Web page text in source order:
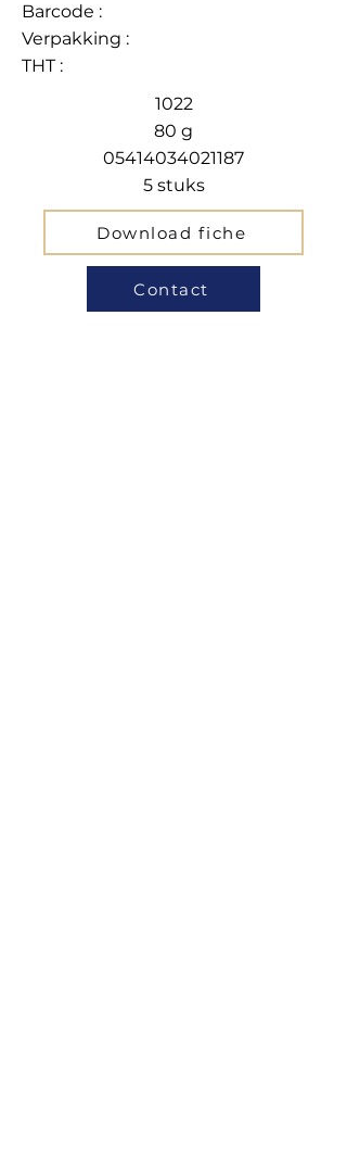
Barcode :
Verpakking :
THT :
1022
80 g
05414034021187
5 stuks
Download fiche
Contact